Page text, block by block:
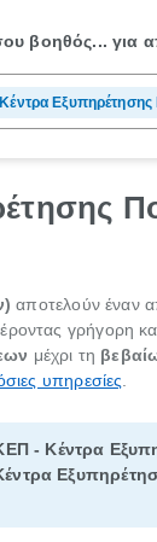
βοηθός...για
Εξυπηρέτησης
αποτελούν έναν
γρήγορη
μέχρι τη
υπηρεσίες
- Κέντρα